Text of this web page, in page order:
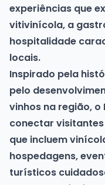
experiências que
vitivinícola, a
hospitalidade
locais.
Inspirado pela
pelo
vinhos na região, o
conectar
que incluem
hospedagens,
turísticos